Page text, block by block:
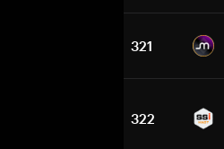
321
322